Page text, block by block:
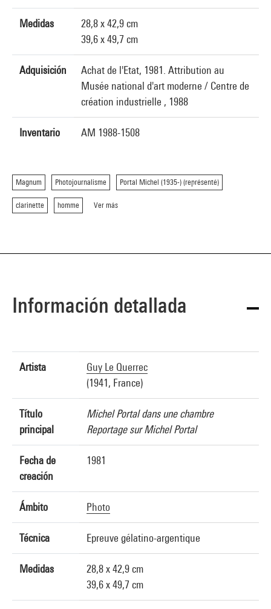
Medidas
28,8 x 42,9 cm
39,6 x 49,7 cm
Adquisición
Achat de l'Etat, 1981. Attribution au
Musée national d'art moderne / Centre de
création industrielle , 1988
Inventario AM 1988-1508
Magnum Photojournalisme Portal Michel (1935-) (représenté)
clarinette homme Ver más
Información detallada
Artista
Guy Le Querrec
(1941, France)
Título
principal
Michel Portal dans une chambre
Reportage sur Michel Portal
Fecha de
creación
1981
Ámbito Photo
Técnica Epreuve gélatino-argentique
Medidas
28,8 x 42,9 cm
39,6 x 49,7 cm